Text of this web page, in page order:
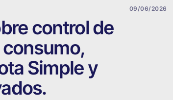
09/06/2026
control de
Simple y